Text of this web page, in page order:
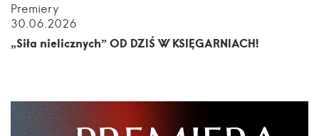
Premiery
30.06.2026
„Siła nielicznych” OD DZIŚ W KSIĘGARNIACH!